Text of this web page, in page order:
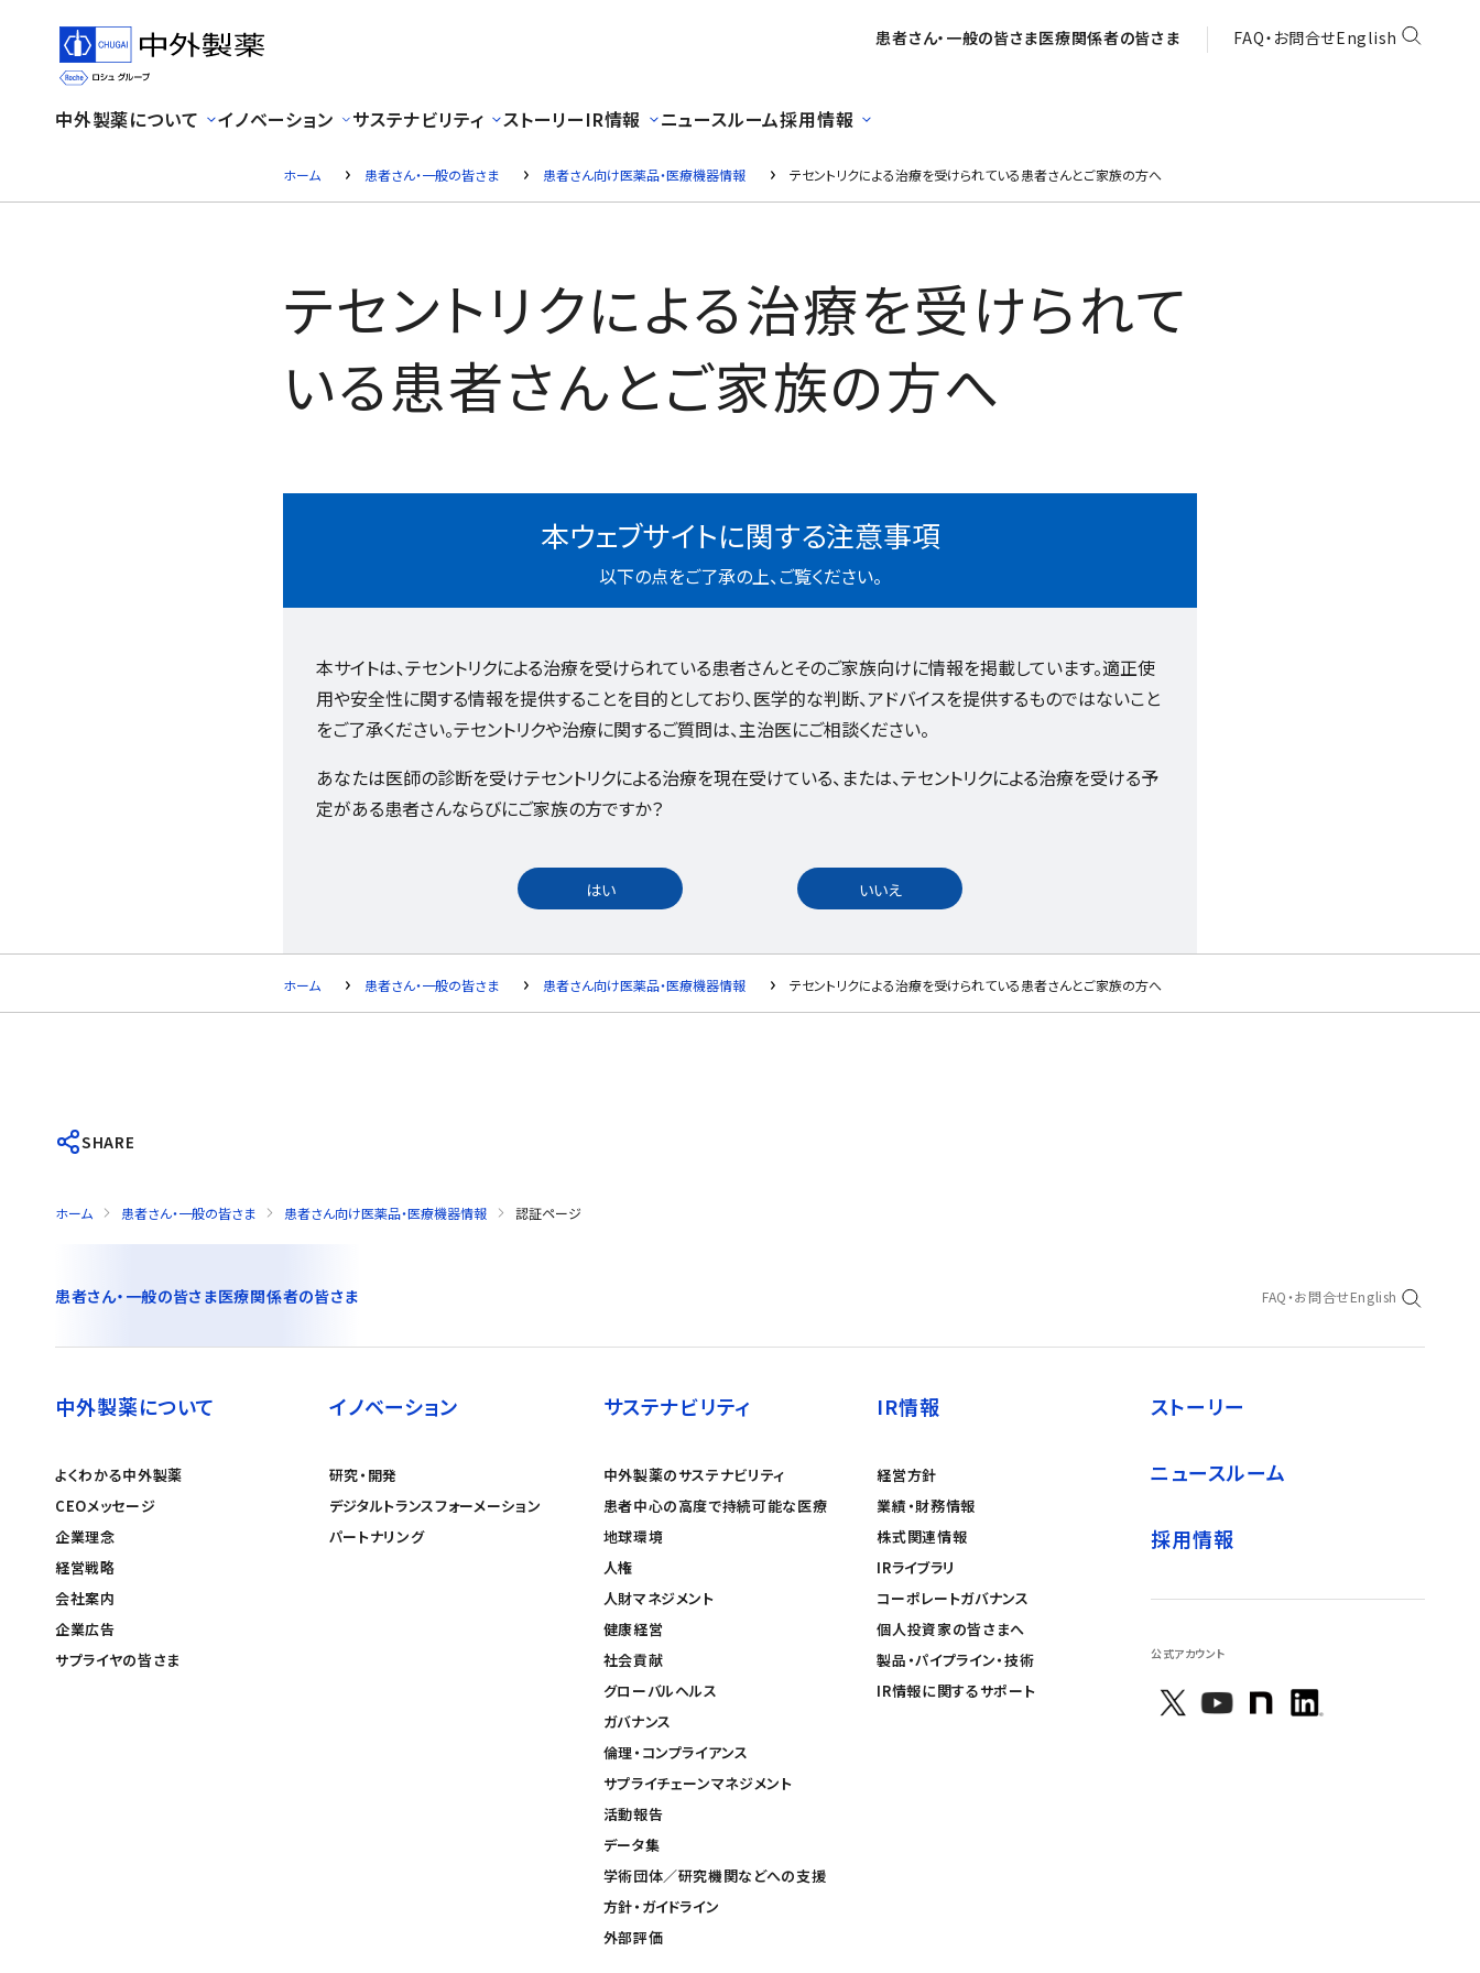
患者さん・一般の皆さま医療関係者の皆さま FAQ・お問合せEnglish
中外製薬について イノベーション サステナビリティ ストーリーIR情報 ニュースルーム採用情報
ホーム 患者さん・一般の皆さま 患者さん向け医薬品・医療機器情報 テセントリクによる治療を受けられている患者さんとご家族の方へ
テセントリクによる治療を受けられて
いる患者さんとご家族の方へ
本ウェブサイトに関する注意事項
以下の点をご了承の上、ご覧ください。
本サイトは、テセントリクによる治療を受けられている患者さんとそのご家族向けに情報を掲載しています。適正使
用や安全性に関する情報を提供することを目的としており、医学的な判断、アドバイスを提供するものではないこと
をご了承ください。テセントリクや治療に関するご質問は、主治医にご相談ください。
あなたは医師の診断を受けテセントリクによる治療を現在受けている、または、テセントリクによる治療を受ける予
定がある患者さんならびにご家族の方ですか？
はい いいえ
ホーム 患者さん・一般の皆さま 患者さん向け医薬品・医療機器情報 テセントリクによる治療を受けられている患者さんとご家族の方へ
SHARE
ホーム 患者さん・一般の皆さま 患者さん向け医薬品・医療機器情報 認証ページ
患者さん・一般の皆さま医療関係者の皆さま FAQ・お問合せEnglish
中外製薬について
よくわかる中外製薬
CEOメッセージ
企業理念
経営戦略
会社案内
企業広告
サプライヤの皆さま
イノベーション
研究・開発
デジタルトランスフォーメーション
パートナリング
サステナビリティ
中外製薬のサステナビリティ
患者中心の高度で持続可能な医療
地球環境
人権
人財マネジメント
健康経営
社会貢献
グローバルヘルス
ガバナンス
倫理・コンプライアンス
サプライチェーンマネジメント
活動報告
データ集
学術団体／研究機関などへの支援
方針・ガイドライン
外部評価
IR情報
経営方針
業績・財務情報
株式関連情報
IRライブラリ
コーポレートガバナンス
個人投資家の皆さまへ
製品・パイプライン・技術
IR情報に関するサポート
ストーリー
ニュースルーム
採用情報
公式アカウント